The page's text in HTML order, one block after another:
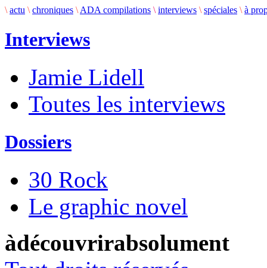
\ actu \ chroniques \ ADA compilations \ interviews \ spéciales \ à
Interviews
Jamie Lidell
Toutes les interviews
Dossiers
30 Rock
Le graphic novel
àdécouvrirabsolument